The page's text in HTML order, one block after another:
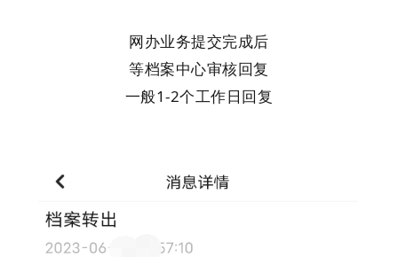
网办业务提交完成后
等档案中心审核回复
一般1-2个工作日回复